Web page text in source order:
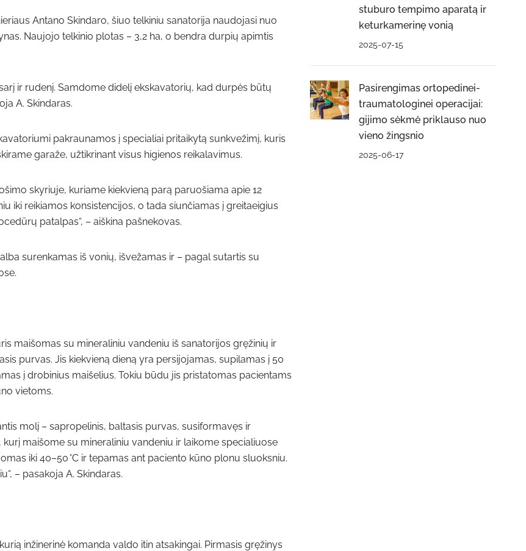
Antano Skindaro, šiuo telkiniu sanatorija naudojasi nuo
Naujojo telkinio plotas – 3,2 ha, o bendra durpių apimtis
ir rudenį. Samdome didelį ekskavatorių, kad durpės būtų
A. Skindaras.
pakraunamos į specialiai pritaikytą sunkvežimį, kuris
garaže, užtikrinant visus higienos reikalavimus.
skyriuje, kuriame kiekvieną parą paruošiama apie 12
iki reikiamos konsistencijos, o tada siunčiamas į greitaeigius
patalpas“, – aiškina pašnekovas.
surenkamas iš vonių, išvežamas ir – pagal sutartis su
maišomas su mineraliniu vandeniu iš sanatorijos gręžinių ir
purvas. Jis kiekvieną dieną yra persijojamas, supilamas į 50
į drobinius maišelius. Tokiu būdu jis pristatomas pacientams
vietoms.
molį – sapropelinis, baltasis purvas, susiformavęs ir
maišome su mineraliniu vandeniu ir laikome specialiuose
iki 40–50 °C ir tepamas ant paciento kūno plonu sluoksniu.
– pasakoja A. Skindaras.
inžinerinė komanda valdo itin atsakingai. Pirmasis gręžinys
stuburo tempimo aparatą ir
keturkamerinę vonią
2025-07-15
Pasirengimas ortopedinei-
traumatologinei operacijai:
gijimo sėkmė priklauso nuo
vieno žingsnio
2025-06-17